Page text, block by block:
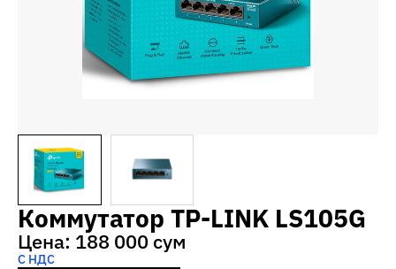
Коммутатор TP-LINK LS105G
Цена: 188 000 сум
С НДС